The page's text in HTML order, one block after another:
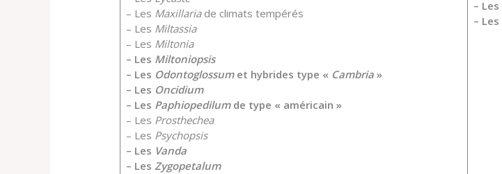
– Les Maxillaria de climats tempérés
– Les Miltassia
– Les Miltonia
– Les Miltoniopsis
– Les Odontoglossum et hybrides type « Cambria »
– Les Oncidium
– Les Paphiopedilum de type « américain »
– Les Prosthechea
– Les Psychopsis
– Les Vanda
– Les Zygopetalum
– Les
– Les